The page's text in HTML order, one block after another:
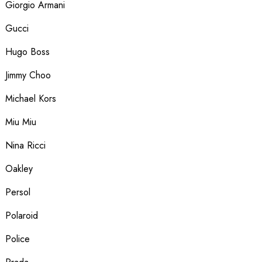
Giorgio Armani
Gucci
Hugo Boss
Jimmy Choo
Michael Kors
Miu Miu
Nina Ricci
Oakley
Persol
Polaroid
Police